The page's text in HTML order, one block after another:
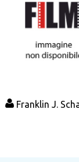
Franklin J.